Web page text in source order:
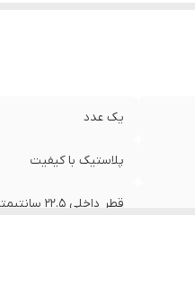
یک عدد
پلاستیک با کیفیت
قطر داخلی ۲۲.۵ سانتیمتر